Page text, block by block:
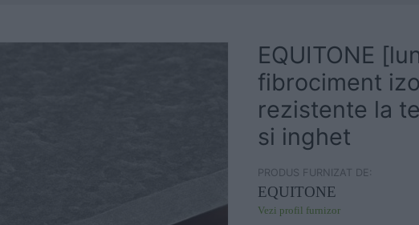
EQUITONE
fibrociment
rezistente la
si inghet
PRODUS FURNIZAT DE:
EQUITONE
Vezi profil furnizor